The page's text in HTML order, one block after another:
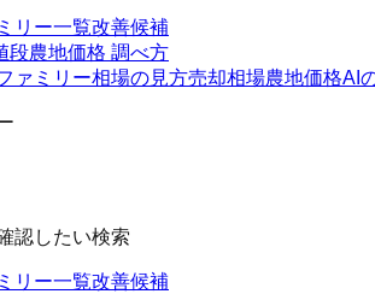
リー一覧改善候補
段農地価格 調べ方
ァミリー相場の見方売却相場農地価格AI
認したい検索
リー一覧改善候補